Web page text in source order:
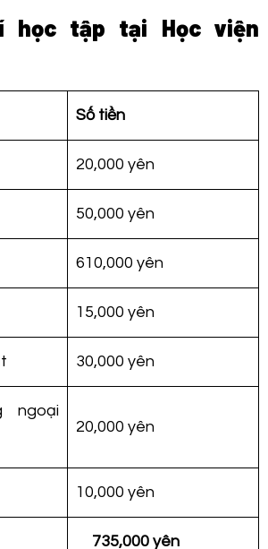
học tập tại Học viện
Số tiền
20,000 yên
50,000 yên
610,000 yên
15,000 yên
30,000 yên
ngoại
20,000 yên
10,000 yên
735,000 yên